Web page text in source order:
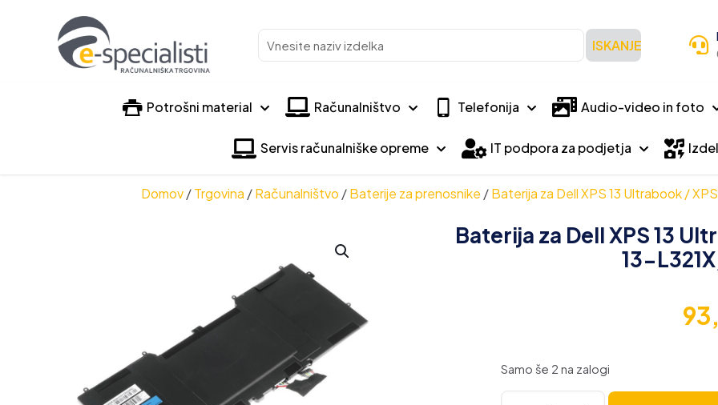
Vnesite
naziv
ISKANJE
Potrošni material Računalništvo Telefonija Audio-video in foto
Servis računalniške opreme IT podpora za podjetja
Domov / Trgovina / Računalništvo / Baterije za prenosnike / Baterija za Dell XPS 13 Ultrabook /
Baterija za Dell XPS 13
13-
Samo še 2 na zalogi
Baterija